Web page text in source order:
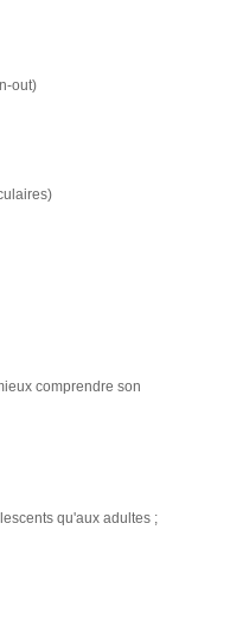
out)
comprendre son
qu'aux adultes ;